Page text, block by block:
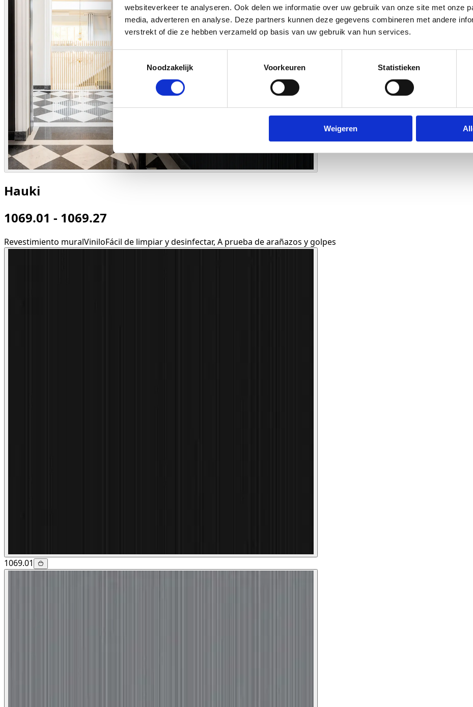
websiteverkeer te analyseren. Ook delen we informatie over uw gebruik van onze site met onze
media, adverteren en analyse. Deze partners kunnen deze gegevens combineren met andere
verstrekt of die ze hebben verzameld op basis van uw gebruik van hun services.
Noodzakelijk
Voorkeuren Statistieken
Weigeren
Hauki
1069.01 - 1069.27
Revestimiento muralViniloFácil de limpiar y desinfectar, A prueba de arañazos y golpes
1069.01